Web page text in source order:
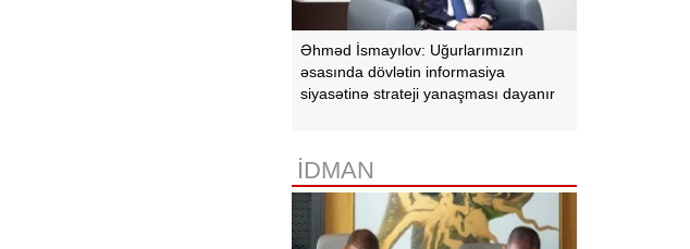
Əhməd İsmayılov: Uğurlarımızın
əsasında dövlətin informasiya
siyasətinə strateji yanaşması dayanır
İDMAN